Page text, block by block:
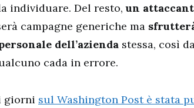
individuare. Del resto,un
campagne generiche ma
dell’azienda stessa, così
cada in errore.
giorni sul Washington Post è stata